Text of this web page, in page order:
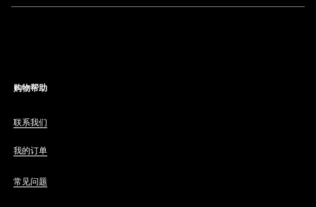
购物帮助
联系我们
我的订单
常见问题